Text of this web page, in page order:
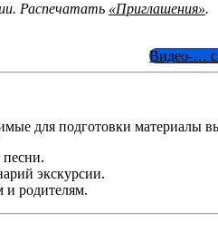
Распечатать «Приглашения».
Видео-… с
для подготовки материалы
песни.
сценарий экскурсии.
и родителям.